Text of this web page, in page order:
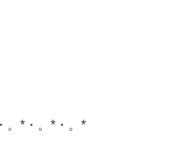
。*・。*・。*